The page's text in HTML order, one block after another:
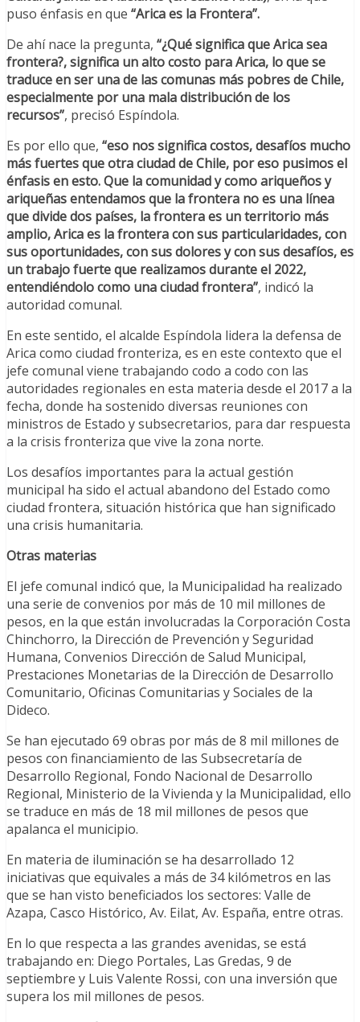
puso énfasis en que “Arica es la Frontera”.
De ahí nace la pregunta, “¿Qué significa que Arica sea
frontera?, significa un alto costo para Arica, lo que se
traduce en ser una de las comunas más pobres de Chile,
especialmente por una mala distribución de los
recursos”, precisó Espíndola.
Es por ello que, “eso nos significa costos, desafíos mucho
más fuertes que otra ciudad de Chile, por eso pusimos el
énfasis en esto. Que la comunidad y como ariqueños y
ariqueñas entendamos que la frontera no es una línea
que divide dos países, la frontera es un territorio más
amplio, Arica es la frontera con sus particularidades, con
sus oportunidades, con sus dolores y con sus desafíos, es
un trabajo fuerte que realizamos durante el 2022,
entendiéndolo como una ciudad frontera”, indicó la
autoridad comunal.
En este sentido, el alcalde Espíndola lidera la defensa de
Arica como ciudad fronteriza, es en este contexto que el
jefe comunal viene trabajando codo a codo con las
autoridades regionales en esta materia desde el 2017 a la
fecha, donde ha sostenido diversas reuniones con
ministros de Estado y subsecretarios, para dar respuesta
a la crisis fronteriza que vive la zona norte.
Los desafíos importantes para la actual gestión
municipal ha sido el actual abandono del Estado como
ciudad frontera, situación histórica que han significado
una crisis humanitaria.
Otras materias
El jefe comunal indicó que, la Municipalidad ha realizado
una serie de convenios por más de 10 mil millones de
pesos, en la que están involucradas la Corporación Costa
Chinchorro, la Dirección de Prevención y Seguridad
Humana, Convenios Dirección de Salud Municipal,
Prestaciones Monetarias de la Dirección de Desarrollo
Comunitario, Oficinas Comunitarias y Sociales de la
Dideco.
Se han ejecutado 69 obras por más de 8 mil millones de
pesos con financiamiento de las Subsecretaría de
Desarrollo Regional, Fondo Nacional de Desarrollo
Regional, Ministerio de la Vivienda y la Municipalidad, ello
se traduce en más de 18 mil millones de pesos que
apalanca el municipio.
En materia de iluminación se ha desarrollado 12
iniciativas que equivales a más de 34 kilómetros en las
que se han visto beneficiados los sectores: Valle de
Azapa, Casco Histórico, Av. Eilat, Av. España, entre otras.
En lo que respecta a las grandes avenidas, se está
trabajando en: Diego Portales, Las Gredas, 9 de
septiembre y Luis Valente Rossi, con una inversión que
supera los mil millones de pesos.